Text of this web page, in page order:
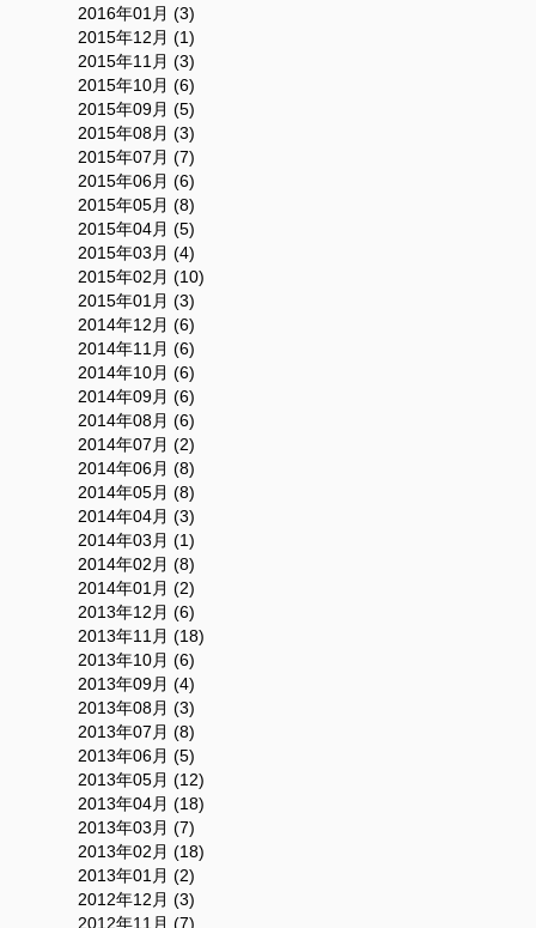
2016年01月 (3)
2015年12月 (1)
2015年11月 (3)
2015年10月 (6)
2015年09月 (5)
2015年08月 (3)
2015年07月 (7)
2015年06月 (6)
2015年05月 (8)
2015年04月 (5)
2015年03月 (4)
2015年02月 (10)
2015年01月 (3)
2014年12月 (6)
2014年11月 (6)
2014年10月 (6)
2014年09月 (6)
2014年08月 (6)
2014年07月 (2)
2014年06月 (8)
2014年05月 (8)
2014年04月 (3)
2014年03月 (1)
2014年02月 (8)
2014年01月 (2)
2013年12月 (6)
2013年11月 (18)
2013年10月 (6)
2013年09月 (4)
2013年08月 (3)
2013年07月 (8)
2013年06月 (5)
2013年05月 (12)
2013年04月 (18)
2013年03月 (7)
2013年02月 (18)
2013年01月 (2)
2012年12月 (3)
2012年11月 (7)